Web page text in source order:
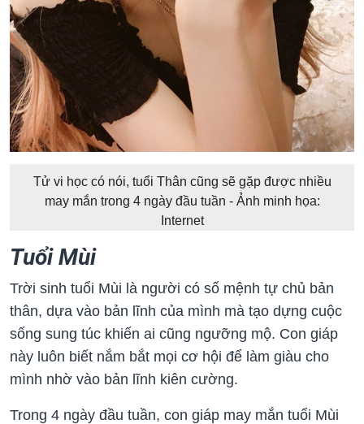
Tử vi học có nói, tuổi Thân cũng sẽ gặp được nhiều
may mắn trong 4 ngày đầu tuần - Ảnh minh họa:
Internet
Tuổi Mùi
Trời sinh tuổi Mùi là người có số mệnh tự chủ bản
thân, dựa vào bản lĩnh của mình mà tạo dựng cuộc
sống sung túc khiến ai cũng ngưỡng mộ. Con giáp
này luôn biết nắm bắt mọi cơ hội để làm giàu cho
mình nhờ vào bản lĩnh kiên cường.
Trong 4 ngày đầu tuần, con giáp may mắn tuổi Mùi